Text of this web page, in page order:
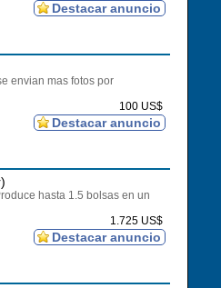
Destacar anuncio
envian mas fotos por
100 US$
Destacar anuncio
hasta 1.5 bolsas en un
1.725 US$
Destacar anuncio